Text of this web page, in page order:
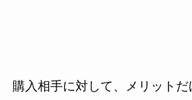
購入相手に対して、メリット